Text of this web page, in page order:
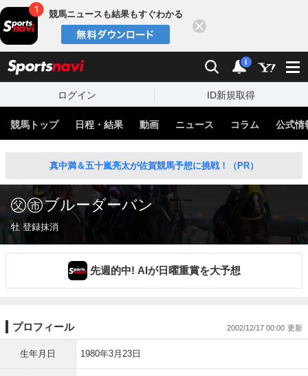
競馬ニュースも結果もすぐわかる
検索 通知
i
ログイン ID新規取得
競馬トップ 日程・結果 動画 ニュース コラム 公式情
真中満＆五十嵐亮太が佐賀競馬予想に挑戦！（PR）
ブルーダーバン
牡 登録抹消
先週的中! AIが日曜重賞を大予想
プロフィール 2002/12/17 00:00
生年月日 1980年3月23日